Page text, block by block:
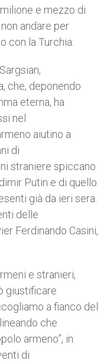
e mezzo di
andare per
con la Turchia.
che, deponendo
eterna, ha
nel
aiutino a
di
straniere spiccano
Putin e di quello
già da ieri sera.
delle
Ferdinando Casini,
e stranieri,
giustificare
a fianco del
che
armeno”, in
di